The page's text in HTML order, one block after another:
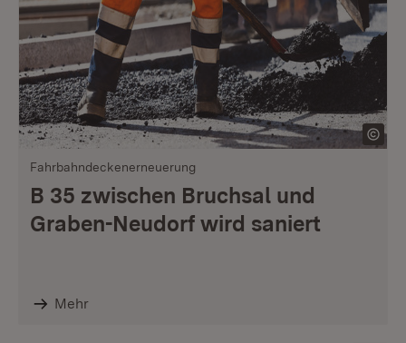
Fahrbahndeckenerneuerung
B 35 zwischen Bruchsal und
Graben-Neudorf wird saniert
Mehr